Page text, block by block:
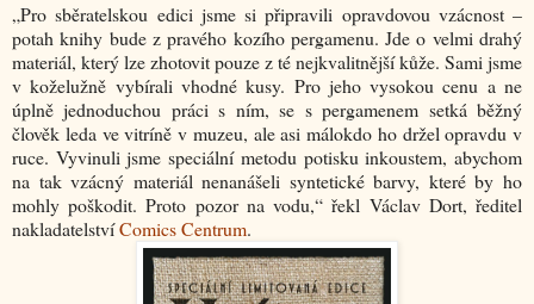
„Pro sběratelskou edici jsme si připravili opravdovou vzácnost –
potah knihy bude z pravého kozího pergamenu. Jde o velmi drahý
materiál, který lze zhotovit pouze z té nejkvalitnější kůže. Sami jsme
v koželužně vybírali vhodné kusy. Pro jeho vysokou cenu a ne
úplně jednoduchou práci s ním, se s pergamenem setká běžný
člověk leda ve vitríně v muzeu, ale asi málokdo ho držel opravdu v
ruce. Vyvinuli jsme speciální metodu potisku inkoustem, abychom
na tak vzácný materiál nenanášeli syntetické barvy, které by ho
mohly poškodit. Proto pozor na vodu,“ řekl Václav Dort, ředitel
nakladatelstvíComics Centrum.